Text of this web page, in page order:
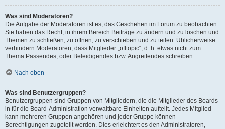
Was sind Moderatoren?
Die Aufgabe der Moderatoren ist es, das Geschehen im Forum zu beobachten.
Sie haben das Recht, in ihrem Bereich Beiträge zu ändern und zu löschen und
Themen zu schließen, zu öffnen, zu verschieben und zu teilen. Üblicherweise
verhindern Moderatoren, dass Mitglieder „offtopic“, d. h. etwas nicht zum
Thema Passendes, oder Beleidigendes bzw. Angreifendes schreiben.
Nach oben
Was sind Benutzergruppen?
Benutzergruppen sind Gruppen von Mitgliedern, die die Mitglieder des Boards
in für die Board-Administration verwaltbare Einheiten aufteilt. Jedes Mitglied
kann mehreren Gruppen angehören und jeder Gruppe können
Berechtigungen zugeteilt werden. Dies erleichtert es den Administratoren,